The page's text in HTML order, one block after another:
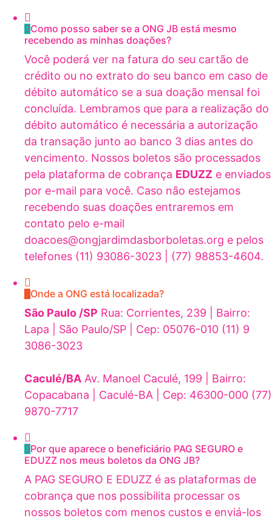
Como posso saber se a ONG JB está mesmo
recebendo as minhas doações?
Você poderá ver na fatura do seu cartão de
crédito ou no extrato do seu banco em caso de
débito automático se a sua doação mensal foi
concluída. Lembramos que para a realização do
débito automático é necessária a autorização
da transação junto ao banco 3 dias antes do
vencimento. Nossos boletos são processados
pela plataforma de cobrança EDUZZ e enviados
por e-mail para você. Caso não estejamos
recebendo suas doações entraremos em
contato pelo e-mail
doacoes@ongjardimdasborboletas.org e pelos
telefones (11) 93086-3023 | (77) 98853-4604.
Onde a ONG está localizada?
São Paulo /SP Rua: Corrientes, 239 | Bairro:
Lapa | São Paulo/SP | Cep: 05076-010 (11) 9
3086-3023
Caculé/BA Av. Manoel Caculé, 199 | Bairro:
Copacabana | Caculé-BA | Cep: 46300-000 (77)
9870-7717
Por que aparece o beneficiário PAG SEGURO e
EDUZZ nos meus boletos da ONG JB?
A PAG SEGURO E EDUZZ é as plataformas de
cobrança que nos possibilita processar os
nossos boletos com menos custos e enviá-los